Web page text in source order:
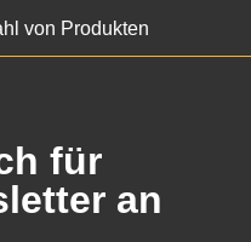
von Produkten
für
an